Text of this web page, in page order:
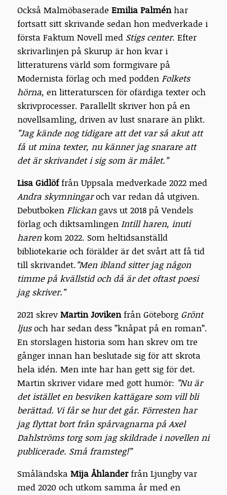
Också Malmöbaserade Emilia Palménhar
fortsatt sitt skrivande sedan hon medverkade i
första Faktum Novell med Stigs center. Efter
skrivarlinjen på Skurup är hon kvar i
litteraturens värld som formgivare på
Modernista förlag och med podden Folkets
hörna, en litteraturscen för ofärdiga texter och
skrivprocesser. Parallellt skriver hon på en
novellsamling, driven av lust snarare än plikt.
”Jag kände nog tidigare att det var så akut att
få ut mina texter, nu känner jag snarare att
det är skrivandet i sig som är målet.”
Lisa Gidlöffrån Uppsala medverkade 2022 med
Andra skymningaroch var redan då utgiven.
Debutboken Flickan gavs ut 2018 på Vendels
förlag och diktsamlingen Intill haren, inuti
haren kom 2022. Som heltidsanställd
bibliotekarie och förälder är det svårt att få tid
till skrivandet.”Men ibland sitter jag någon
timme på kvällstid och då är det oftast poesi
jag skriver.”
2021 skrev Martin Jovikenfrån Göteborg Grönt
ljusoch har sedan dess ”knåpat på en roman”.
En storslagen historia som han skrev om tre
gånger innan han beslutade sig för att skrota
hela idén. Men inte har han gett sig för det.
Martin skriver vidare med gott humör: ”Nu är
det istället en besviken kattägare som vill bli
berättad. Vi får se hur det går. Förresten har
jag flyttat bort från spårvagnarna på Axel
Dahlströms torg som jag skildrade i novellen ni
publicerade. Små framsteg!”
Småländska Mija Åhlanderfrån Ljungby var
med 2020 och utkom samma år med en